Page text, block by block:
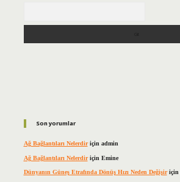
Son yorumlar
Ağ Bağlantıları Nelerdiriçin admin
Ağ Bağlantıları Nelerdiriçin Emine
Dünyanın Güneş Etrafında Dönüş Hızı Neden Değişiriçin